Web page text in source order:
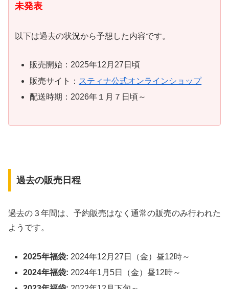
未発表
以下は過去の状況から予想した内容です。
販売開始：2025年12月27日頃
販売サイト： スティナ公式オンラインショップ
配送時期：2026年１月７日頃～
過去の販売日程
過去の３年間は、予約販売はなく通常の販売のみ行われた
ようです。
2025年福袋: 2024年12月27日（金）昼12時～
2024年福袋: 2024年1月5日（金）昼12時～